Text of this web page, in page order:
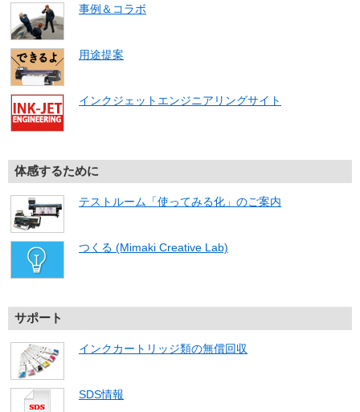
事例＆コラボ
用途提案
インクジェットエンジニアリングサイト
体感するために
テストルーム「使ってみる化」のご案内
つくる (Mimaki Creative Lab)
サポート
インクカートリッジ類の無償回収
SDS情報